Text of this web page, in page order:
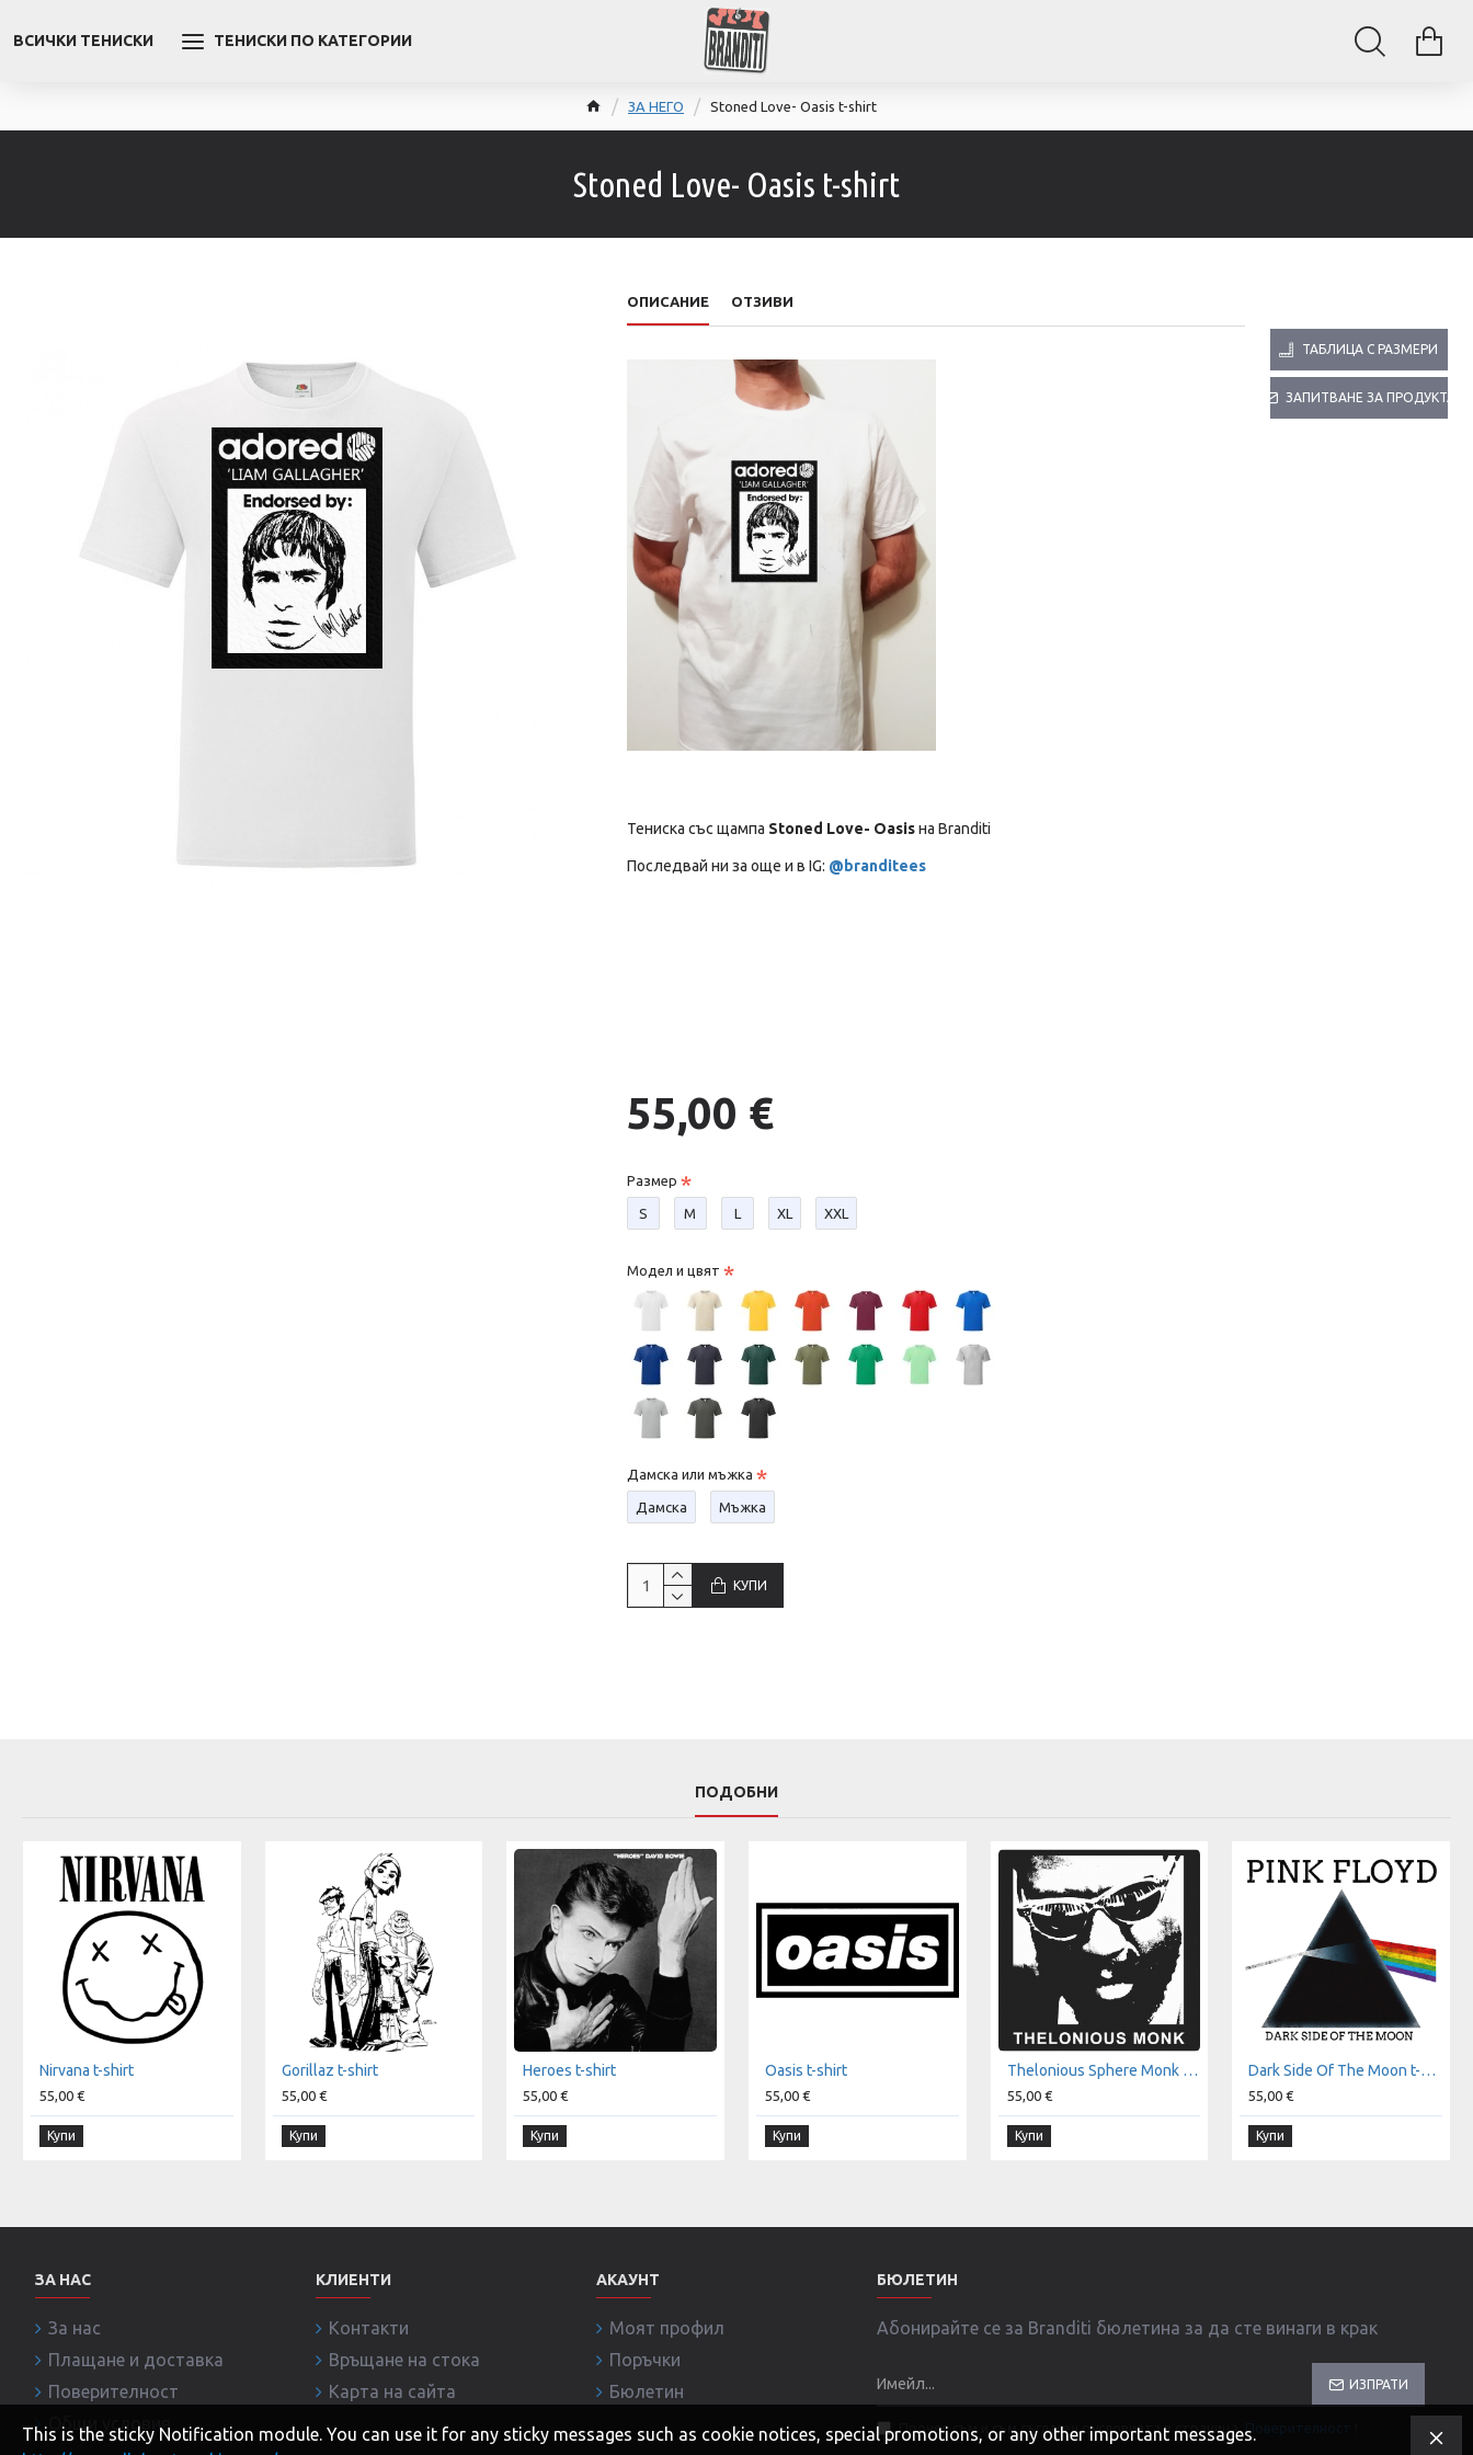
ВСИЧКИ ТЕНИСКИ ТЕНИСКИ ПО КАТЕГОРИИ
ЗА НЕГО Stoned Love- Oasis t-shirt
Stoned Love- Oasis t-shirt
ОПИСАНИЕ ОТЗИВИ
Тениска със щампа Stoned Love- Oasisна Branditi
Последвай ни за още и в IG: @branditees
ТАБЛИЦА С РАЗМЕРИ
ЗАПИТВАНЕ ЗА ПРОДУКТА
55,00 €
Размер
S М L XL XXL
Модел и цвят
Дамска или мъжка
Дамска Мъжка
КУПИ
ПОДОБНИ
Nirvana t-shirt
55,00 €
Купи
Gorillaz t-shirt
55,00 €
Купи
Heroes t-shirt
55,00 €
Купи
Oasis t-shirt
55,00 €
Купи
Thelonious Sphere Monk t-shirt
55,00 €
Купи
Dark Side Of The Moon t-shirt
55,00 €
Купи
ЗА НАС
За нас
Плащане и доставка
Поверителност
Общи условия
КЛИЕНТИ
Контакти
Връщане на стока
Карта на сайта
АКАУНТ
Моят профил
Поръчки
Бюлетин
БЮЛЕТИН
Абонирайте се за Branditi бюлетина за да сте винаги в крак
ИЗПРАТИ
Прочел съм и съм съгласен с условията в страница Поверителност
This is the sticky Notification module. You can use it for any sticky messages such as cookie notices, special promotions, or any other important messages.